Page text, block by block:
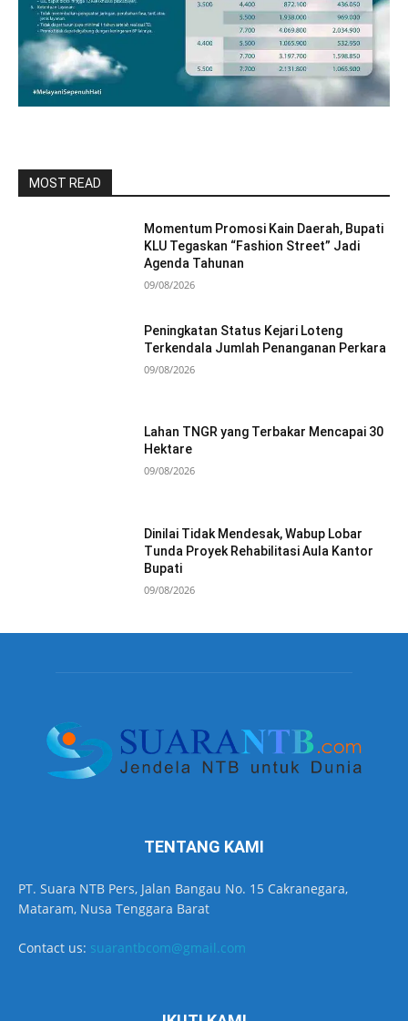
MOST READ
Momentum Promosi Kain Daerah, Bupati
KLU Tegaskan “Fashion Street” Jadi
Agenda Tahunan
09/08/2026
Peningkatan Status Kejari Loteng
Terkendala Jumlah Penanganan Perkara
09/08/2026
Lahan TNGR yang Terbakar Mencapai 30
Hektare
09/08/2026
Dinilai Tidak Mendesak, Wabup Lobar
Tunda Proyek Rehabilitasi Aula Kantor
Bupati
09/08/2026
TENTANG KAMI
PT. Suara NTB Pers, Jalan Bangau No. 15 Cakranegara,
Mataram, Nusa Tenggara Barat
Contact us: suarantbcom@gmail.com